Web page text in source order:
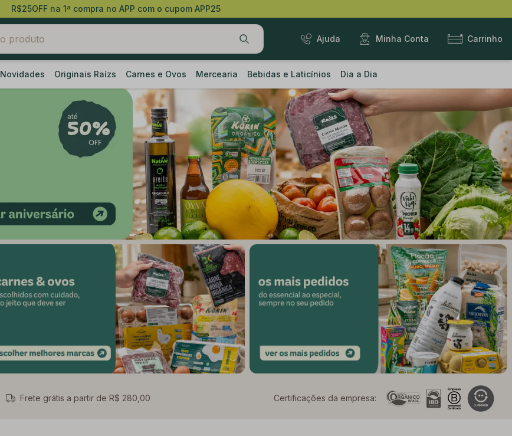
R$25OFF na 1ª compra no APP com o cupom APP25
Ajuda Minha Conta Carrinho
Novidades Originais Raízs Carnes e Ovos Mercearia Bebidas e Laticínios Dia a Dia
Frete grátis a partir de R$ 280,00 Certificações da empresa: